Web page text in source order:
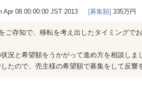
Apr 08 00:00:00 JST 2013 [募集額] 335万円
ご存知で、移転を考え出したタイミングで
況と希望額をうかがって進め方を相談しま
たので、売主様の希望額で募集をして反響